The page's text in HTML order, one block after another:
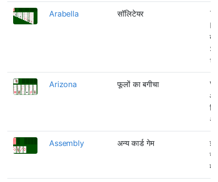
Arabella सॉलिटेयर
Arizona फूलों का बगीचा
Assembly अन्य कार्ड गेम